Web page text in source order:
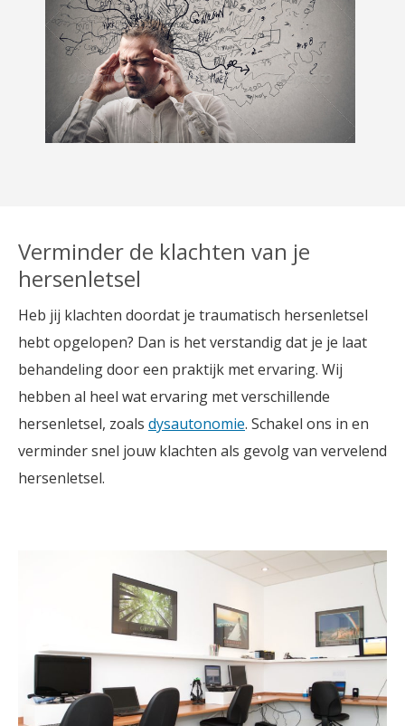
Verminder de klachten van je
hersenletsel
Heb jij klachten doordat je traumatisch hersenletsel
hebt opgelopen? Dan is het verstandig dat je je laat
behandeling door een praktijk met ervaring. Wij
hebben al heel wat ervaring met verschillende
hersenletsel, zoals dysautonomie. Schakel ons in en
verminder snel jouw klachten als gevolg van vervelend
hersenletsel.